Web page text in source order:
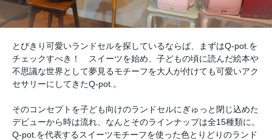
とびきり可愛いランドセルを探しているならば、まずはQ-pot.を
チェックすべき！ スイーツを始め、子どもの頃に読んだ絵本や
不思議な世界として夢見るモチーフを大人が付けても可愛いアク
セサリーにしてきたQ-pot.。
そのコンセプトを子ども向けのランドセルにぎゅっと閉じ込めた
デビューから時は流れ、なんとそのラインナップは全15種類に。
Q-pot.を代表するスイーツモチーフを使った色とりどりのランド